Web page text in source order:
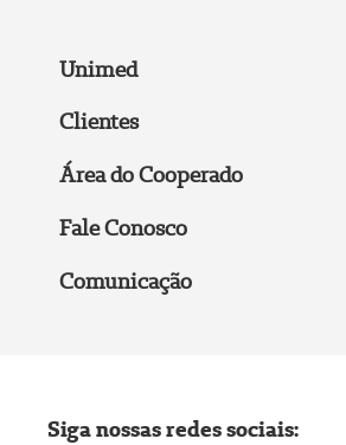
Unimed
Clientes
Área do Cooperado
Fale Conosco
Comunicação
Siga nossas redes sociais: